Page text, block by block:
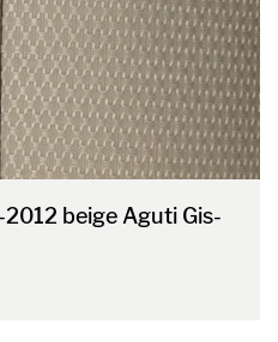
beige Aguti Gis-